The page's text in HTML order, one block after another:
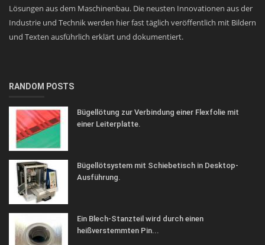
Lösungen aus dem Maschinenbau. Die neusten Innovationen aus der
Industrie und Technik werden hier fast täglich veröffentlich mit Bildern
und Texten ausführlich erklärt und dokumentiert.
RANDOM POSTS
Bügellötung zur Verbindung einer Flexfolie mit
einer Leiterplatte.
Bügellötsystem mit Schiebetisch in Desktop-
Ausführung.
Ein Blech-Stanzteil wird durch einen
heißverstemmten Pin...